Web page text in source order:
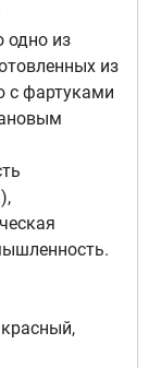
одно из
из
с фартуками